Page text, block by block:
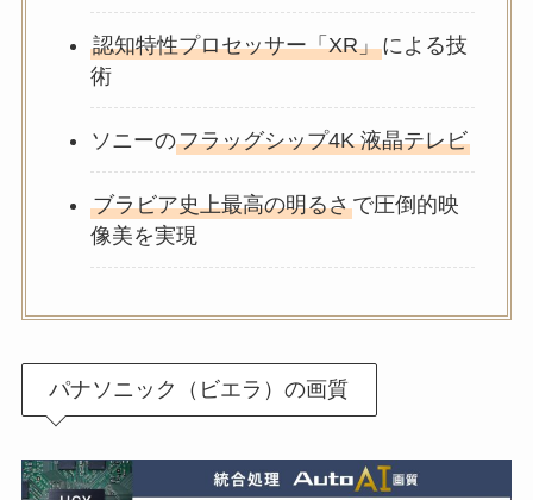
認知特性プロセッサー「XR」による技
術
ソニーのフラッグシップ4K 液晶テレビ
ブラビア史上最高の明るさで圧倒的映
像美を実現
パナソニック（ビエラ）の画質